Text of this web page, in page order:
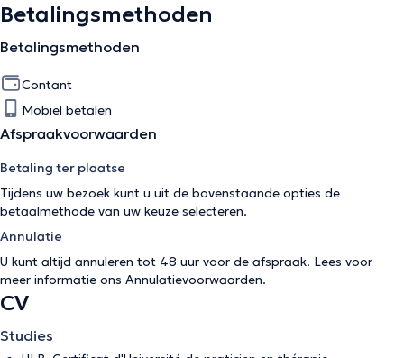
Betalingsmethoden
Betalingsmethoden
Contant
Mobiel betalen
Afspraakvoorwaarden
Betaling ter plaatse
Tijdens uw bezoek kunt u uit de bovenstaande opties de
betaalmethode van uw keuze selecteren.
Annulatie
U kunt altijd annuleren tot 48 uur voor de afspraak. Lees voor
meer informatie ons Annulatievoorwaarden.
CV
Studies